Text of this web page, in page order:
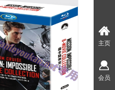
主页
会员